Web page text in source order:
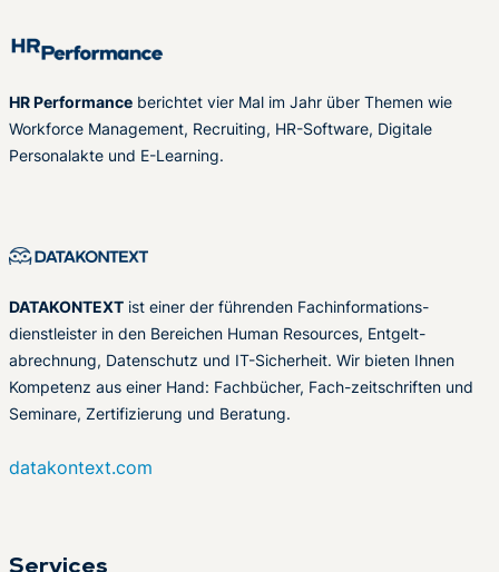
HR Performance berichtet vier Mal im Jahr über Themen wie
Workforce Management, Recruiting, HR-Software, Digitale
Personalakte und E-Learning.
DATAKONTEXT ist einer der führenden Fachinformations-
dienstleister in den Bereichen Human Resources, Entgelt-
abrechnung, Datenschutz und IT-Sicherheit. Wir bieten Ihnen
Kompetenz aus einer Hand: Fachbücher, Fach-zeitschriften und
Seminare, Zertifizierung und Beratung.
datakontext.com
Services